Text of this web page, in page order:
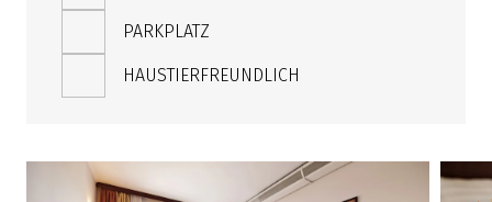
PARKPLATZ
HAUSTIERFREUNDLICH